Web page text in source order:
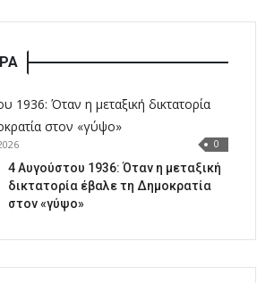
0
4 Αυγούστου 1936: Όταν η μεταξική
δικτατορία έβαλε τη Δημοκρατία
στον «γύψο»